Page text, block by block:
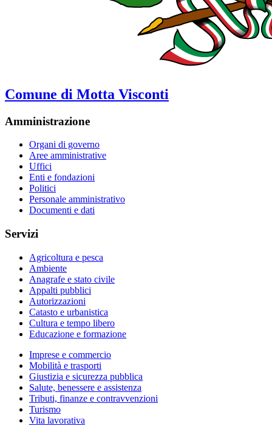
Comune di Motta Visconti
Amministrazione
Organi di governo
Aree amministrative
Uffici
Enti e fondazioni
Politici
Personale amministrativo
Documenti e dati
Servizi
Agricoltura e pesca
Ambiente
Anagrafe e stato civile
Appalti pubblici
Autorizzazioni
Catasto e urbanistica
Cultura e tempo libero
Educazione e formazione
Imprese e commercio
Mobilità e trasporti
Giustizia e sicurezza pubblica
Salute, benessere e assistenza
Tributi, finanze e contravvenzioni
Turismo
Vita lavorativa